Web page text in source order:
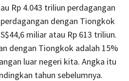
Rp 4.043 triliun perdagangan
dengan Tiongkok
miliar atau Rp 613 triliun.
dengan Tiongkok adalah 15%
luar negeri kita. Angka itu
tahun sebelumnya.